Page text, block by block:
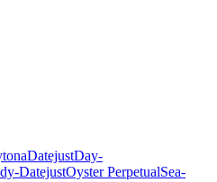
DatejustDay-
DatejustOyster PerpetualSea-